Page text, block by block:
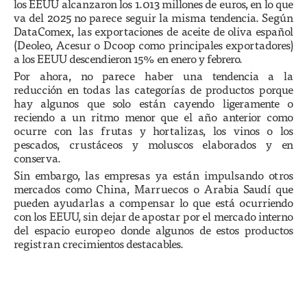
los EEUU alcanzaron los 1.013 millones de euros, en lo que
va del 2025 no parece seguir la misma tendencia. Según
DataComex, las exportaciones de aceite de oliva español
(Deoleo, Acesur o Dcoop como principales exportadores)
a los EEUU descendieron 15% en enero y febrero.
Por ahora, no parece haber una tendencia a la
reducción en todas las categorías de productos porque
hay algunos que solo están cayendo ligeramente o
reciendo a un ritmo menor que el año anterior como
ocurre con las frutas y hortalizas, los vinos o los
pescados, crustáceos y moluscos elaborados y en
conserva.
Sin embargo, las empresas ya están impulsando otros
mercados como China, Marruecos o Arabia Saudí que
pueden ayudarlas a compensar lo que está ocurriendo
con los EEUU, sin dejar de apostar por el mercado interno
del espacio europeo donde algunos de estos productos
registran crecimientos destacables.